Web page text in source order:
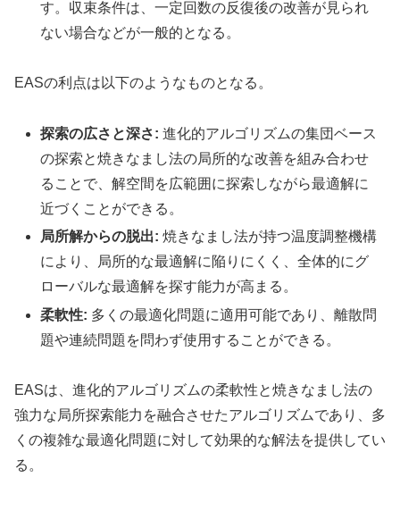
す。収束条件は、一定回数の反復後の改善が見られ
ない場合などが一般的となる。
EASの利点は以下のようなものとなる。
探索の広さと深さ:進化的アルゴリズムの集団ベース
の探索と焼きなまし法の局所的な改善を組み合わせ
ることで、解空間を広範囲に探索しながら最適解に
近づくことができる。
局所解からの脱出: 焼きなまし法が持つ温度調整機構
により、局所的な最適解に陥りにくく、全体的にグ
ローバルな最適解を探す能力が高まる。
柔軟性: 多くの最適化問題に適用可能であり、離散問
題や連続問題を問わず使用することができる。
EASは、進化的アルゴリズムの柔軟性と焼きなまし法の
強力な局所探索能力を融合させたアルゴリズムであり、多
くの複雑な最適化問題に対して効果的な解法を提供してい
る。